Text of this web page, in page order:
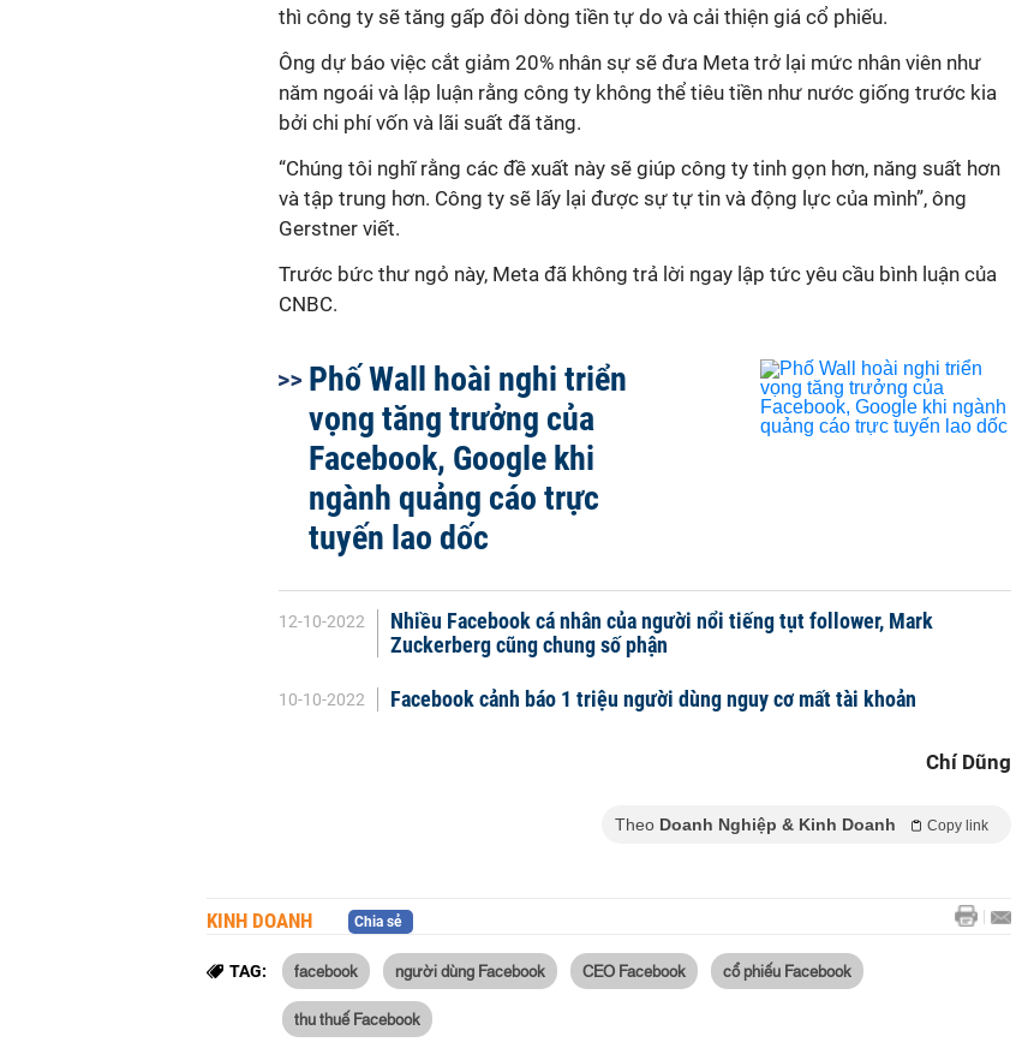
thì công ty sẽ tăng gấp đôi dòng tiền tự do và cải thiện giá cổ phiếu.
Ông dự báo việc cắt giảm 20% nhân sự sẽ đưa Meta trở lại mức nhân viên như
năm ngoái và lập luận rằng công ty không thể tiêu tiền như nước giống trước kia
bởi chi phí vốn và lãi suất đã tăng.
“Chúng tôi nghĩ rằng các đề xuất này sẽ giúp công ty tinh gọn hơn, năng suất hơn
và tập trung hơn. Công ty sẽ lấy lại được sự tự tin và động lực của mình”, ông
Gerstner viết.
Trước bức thư ngỏ này, Meta đã không trả lời ngay lập tức yêu cầu bình luận của
CNBC.
Phố Wall hoài nghi triển
vọng tăng trưởng của
Facebook, Google khi
ngành quảng cáo trực
tuyến lao dốc
12-10-2022
Nhiều Facebook cá nhân của người nổi tiếng tụt follower, Mark
Zuckerberg cũng chung số phận
10-10-2022 Facebook cảnh báo 1 triệu người dùng nguy cơ mất tài khoản
Chí Dũng
Theo Doanh Nghiệp & Kinh Doanh Copy link
KINH DOANH Chia sẻ
TAG: facebook người dùng Facebook CEO Facebook cổ phiếu Facebook
thu thuế Facebook